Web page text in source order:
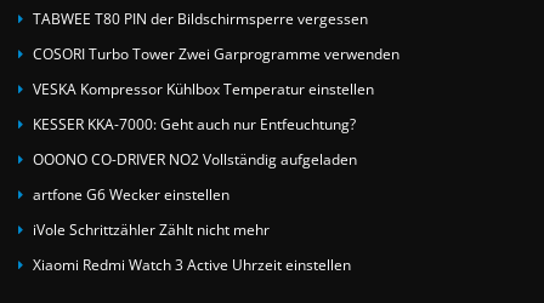
TABWEE T80 PIN der Bildschirmsperre vergessen
COSORI Turbo Tower Zwei Garprogramme verwenden
VESKA Kompressor Kühlbox Temperatur einstellen
KESSER KKA-7000: Geht auch nur Entfeuchtung?
OOONO CO-DRIVER NO2 Vollständig aufgeladen
artfone G6 Wecker einstellen
iVole Schrittzähler Zählt nicht mehr
Xiaomi Redmi Watch 3 Active Uhrzeit einstellen